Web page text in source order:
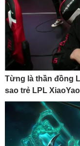
Từng là thần đồng
sao trẻ LPL